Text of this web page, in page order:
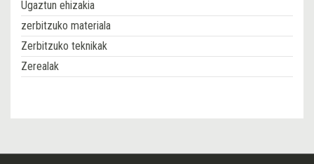
Ugaztun ehizakia
zerbitzuko materiala
Zerbitzuko teknikak
Zerealak